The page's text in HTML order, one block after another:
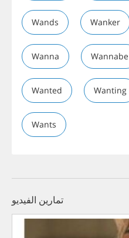
Wands Wanker
Wanna Wannabe
Wanted Wanting
Wants
تمارين الفيديو